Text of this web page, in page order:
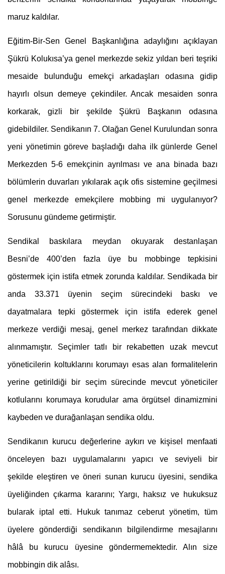
maruz kaldılar.
Eğitim-Bir-Sen Genel Başkanlığına adaylığını açıklayan
Şükrü Kolukısa’ya genel merkezde sekiz yıldan beri teşriki
mesaide bulunduğu emekçi arkadaşları odasına gidip
hayırlı olsun demeye çekindiler. Ancak mesaiden sonra
korkarak, gizli bir şekilde Şükrü Başkanın odasına
gidebildiler. Sendikanın 7. Olağan Genel Kurulundan sonra
yeni yönetimin göreve başladığı daha ilk günlerde Genel
Merkezden 5-6 emekçinin ayrılması ve ana binada bazı
bölümlerin duvarları yıkılarak açık ofis sistemine geçilmesi
genel merkezde emekçilere mobbing mi uygulanıyor?
Sorusunu gündeme getirmiştir.
Sendikal baskılara meydan okuyarak destanlaşan
Besni’de 400’den fazla üye bu mobbinge tepkisini
göstermek için istifa etmek zorunda kaldılar. Sendikada bir
anda 33.371 üyenin seçim sürecindeki baskı ve
dayatmalara tepki göstermek için istifa ederek genel
merkeze verdiği mesaj, genel merkez tarafından dikkate
alınmamıştır. Seçimler tatlı bir rekabetten uzak mevcut
yöneticilerin koltuklarını korumayı esas alan formalitelerin
yerine getirildiği bir seçim sürecinde mevcut yöneticiler
kotlularını korumaya korudular ama örgütsel dinamizmini
kaybeden ve durağanlaşan sendika oldu.
Sendikanın kurucu değerlerine aykırı ve kişisel menfaati
önceleyen bazı uygulamalarını yapıcı ve seviyeli bir
şekilde eleştiren ve öneri sunan kurucu üyesini, sendika
üyeliğinden çıkarma kararını; Yargı, haksız ve hukuksuz
bularak iptal etti. Hukuk tanımaz ceberut yönetim, tüm
üyelere gönderdiği sendikanın bilgilendirme mesajlarını
hâlâ bu kurucu üyesine göndermemektedir. Alın size
mobbingin dik alâsı.